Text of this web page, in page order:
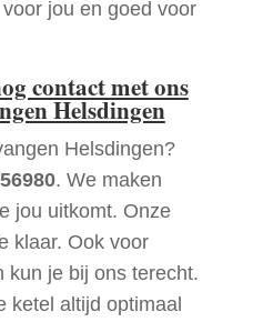
jou en goed voor
contact met ons
Helsdingen
Helsdingen?
. We maken
jou uitkomt. Onze
klaar. Ook voor
kun je bij ons terecht.
ketel altijd optimaal